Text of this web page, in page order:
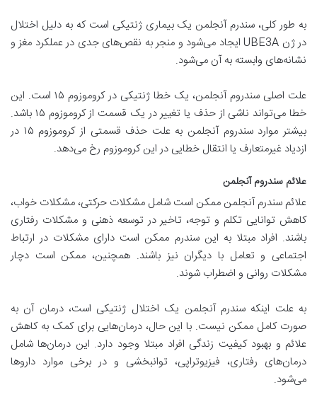
به طور کلی، سندرم آنجلمن یک بیماری ژنتیکی است که به دلیل اختلال
در ژن UBE3A ایجاد می‌شود و منجر به نقص‌های جدی در عملکرد مغز و
نشانه‌های وابسته به آن می‌شود.
علت اصلی سندروم آنجلمن، یک خطا ژنتیکی در کروموزوم ۱۵ است. این
خطا می‌تواند ناشی از حذف یا تغییر در یک قسمت از کروموزوم ۱۵ باشد.
بیشتر موارد سندروم آنجلمن به علت حذف قسمتی از کروموزوم ۱۵ در
ازدیاد غیرمتعارف یا انتقال خطایی در این کروموزوم رخ می‌دهد.
علائم سندروم آنجلمن
علائم سندرم آنجلمن ممکن است شامل مشکلات حرکتی، مشکلات خواب،
کاهش توانایی تکلم و توجه، تاخیر در توسعه ذهنی و مشکلات رفتاری
باشند. افراد مبتلا به این سندرم ممکن است دارای مشکلات در ارتباط
اجتماعی و تعامل با دیگران نیز باشند. همچنین، ممکن است دچار
مشکلات روانی و اضطراب شوند.
به علت اینکه سندرم آنجلمن یک اختلال ژنتیکی است، درمان آن به
صورت کامل ممکن نیست. با این حال، درمان‌هایی برای کمک به کاهش
علائم و بهبود کیفیت زندگی افراد مبتلا وجود دارد. این درمان‌ها شامل
درمان‌های رفتاری، فیزیوتراپی، توانبخشی و در برخی موارد داروها
می‌شود.